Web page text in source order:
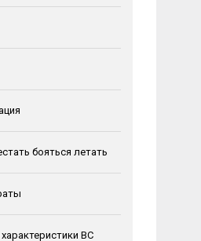
бояться летать
ВС